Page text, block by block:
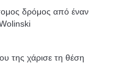
δρόμος από έναν
της χάρισε τη θέση